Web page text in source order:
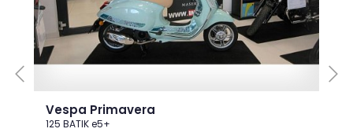
Vespa Primavera
125 BATIK e5+